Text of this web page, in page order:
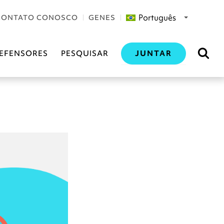
CONOSCO GENES Português
PESQUISAR JUNTAR